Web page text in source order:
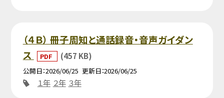
（４Ｂ） 冊子周知と通話録音・音声ガイダン
ス
PDF (457 KB)
公開日 2026/06/25 更新日 2026/06/25
１年 ２年 ３年